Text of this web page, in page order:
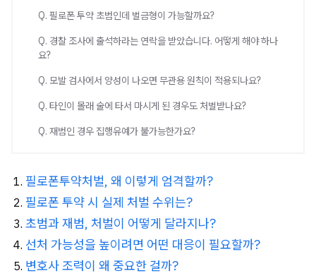
Q. 필로폰 투약 초범인데 벌금형이 가능할까요?
Q. 경찰 조사에 출석하라는 연락을 받았습니다. 어떻게 해야 하나
요?
Q. 모발 검사에서 양성이 나오면 무관용 원칙이 적용되나요?
Q. 타인이 몰래 술에 타서 마시게 된 경우도 처벌받나요?
Q. 재범인 경우 집행유예가 불가능한가요?
필로폰투약처벌, 왜 이렇게 엄격할까?
필로폰 투약 시 실제 처벌 수위는?
초범과 재범, 처벌이 어떻게 달라지나?
선처 가능성을 높이려면 어떤 대응이 필요할까?
변호사 조력이 왜 중요한 걸까?